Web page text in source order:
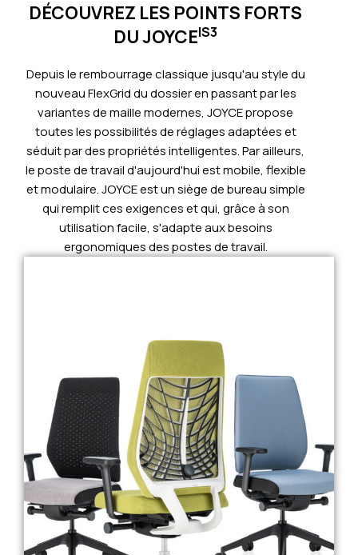
DÉCOUVREZ LES POINTS FORTS
DU JOYCEIS3
Depuis le rembourrage classique jusqu'au style du
nouveau FlexGrid du dossier en passant par les
variantes de maille modernes, JOYCE propose
toutes les possibilités de réglages adaptées et
séduit par des propriétés intelligentes. Par ailleurs,
le poste de travail d'aujourd'hui est mobile, flexible
et modulaire. JOYCE est un siège de bureau simple
qui remplit ces exigences et qui, grâce à son
utilisation facile, s'adapte aux besoins
ergonomiques des postes de travail.